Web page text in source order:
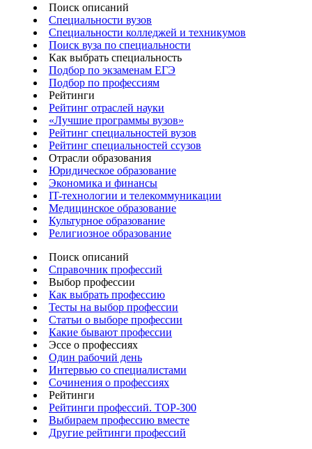
Поиск описаний
Специальности вузов
Специальности колледжей и техникумов
Поиск вуза по специальности
Как выбрать специальность
Подбор по экзаменам ЕГЭ
Подбор по профессиям
Рейтинги
Рейтинг отраслей науки
«Лучшие программы вузов»
Рейтинг специальностей вузов
Рейтинг специальностей ссузов
Отрасли образования
Юридическое образование
Экономика и финансы
IT-технологии и телекоммуникации
Медицинское образование
Культурное образование
Религиозное образование
Поиск описаний
Справочник профессий
Выбор профессии
Как выбрать профессию
Тесты на выбор профессии
Статьи о выборе профессии
Какие бывают профессии
Эссе о профессиях
Один рабочий день
Интервью со специалистами
Сочинения о профессиях
Рейтинги
Рейтинги профессий. TOP-300
Выбираем профессию вместе
Другие рейтинги профессий